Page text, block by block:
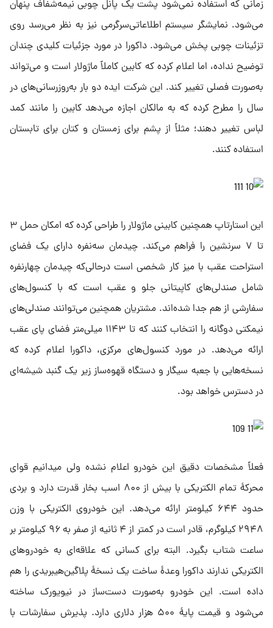
زمانی که استفاده نمی‌شود پشت یک پانل چوبی نیمه‌شفاف پنهان
می‌شود. نمایشگر سیستم اطلاعاتی‌سرگرمی نیز به نظر می‌رسد روی
تزئینات چوبی پخش می‌شود. داکورا در مورد جزئیات کلیدی چندان
توضیح نداده، اما اعلام کرده که کابین کاملاً ماژولار است و می‌تواند
به‌صورت فصلی تغییر کند. این شرکت ایده دو بار به‌روزرسانی‌های در
سال را مطرح کرده که به مالکان اجازه می‌دهد کابین را مانند کمد
لباس تغییر دهند؛ مثلاً از پشم برای زمستان و کتان برای تابستان
استفاده کنند.
این استارتاپ همچنین کابینی ماژولار را طراحی کرده که امکان حمل ۳
تا ۷ سرنشین را فراهم می‌کند. چیدمان سه‌نفره دارای یک فضای
استراحت عقب با میز کار شخصی است درحالی‌که چیدمان چهارنفره
شامل صندلی‌های کاپیتانی جلو و عقب است که با کنسول‌های
سفارشی از هم جدا شده‌اند. مشتریان همچنین می‌توانند صندلی‌های
نیمکتی دوگانه را انتخاب کنند که تا ۱۱۴۳ میلی‌متر فضای پای عقب
ارائه می‌دهد. در مورد کنسول‌های مرکزی، داکورا اعلام کرده که
نسخه‌هایی با جعبه سیگار و دستگاه قهوه‌ساز زیر یک گنبد شیشه‌ای
در دسترس خواهد بود.
فعلاً مشخصات دقیق این خودرو اعلام نشده ولی میدانیم قوای
محرکهٔ تمام الکتریکی با بیش از ۸۰۰ اسب بخار قدرت دارد و بردی
حدود ۶۴۴ کیلومتر ارائه می‌دهد. این خودروی الکتریکی با وزن
۲۹۴۸ کیلوگرم، قادر است در کمتر از ۴ ثانیه از صفر به ۹۶ کیلومتر بر
ساعت شتاب بگیرد. البته برای کسانی که علاقه‌ای به خودروهای
الکتریکی ندارند داکورا وعدهٔ ساخت یک نسخهٔ پلاگین‌هیبریدی را هم
داده است. این خودرو به‌صورت دست‌ساز در نیویورک ساخته
می‌شود و قیمت پایهٔ ۵۰۰ هزار دلاری دارد. پذیرش سفارشات با